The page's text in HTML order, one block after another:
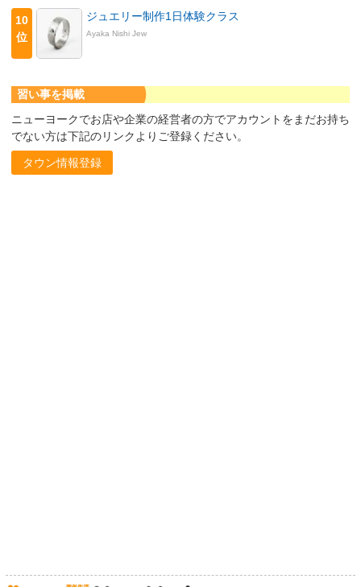
10
位
ジュエリー制作1日体験クラス
Ayaka Nishi Jew
習い事を掲載
ニューヨークでお店や企業の経営者の方でアカウントをまだお持ち
でない方は下記のリンクよりご登録ください。
タウン情報登録